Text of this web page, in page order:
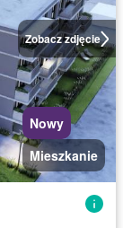
Zobacz zdjęcie
Nowy
Mieszkanie